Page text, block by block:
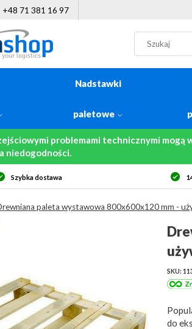
+48 71 381 16 97
Nadstawki
paletowe
problemami technicznymi
niedogodności.
14-dniowe prawo zwrotu
paleta wystawowa 800x600x120 mm -
SKU:
do